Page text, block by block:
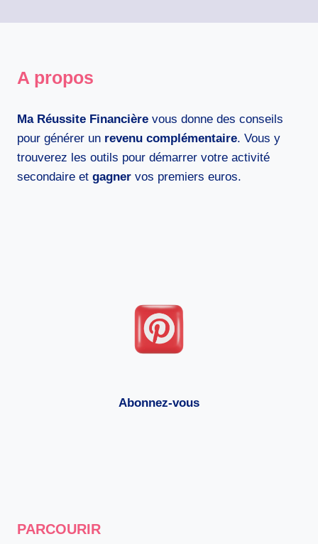
A propos
Ma Réussite Financière vous donne des conseils
pour générer un revenu complémentaire. Vous y
trouverez les outils pour démarrer votre activité
secondaire et gagner vos premiers euros.
Abonnez-vous
PARCOURIR